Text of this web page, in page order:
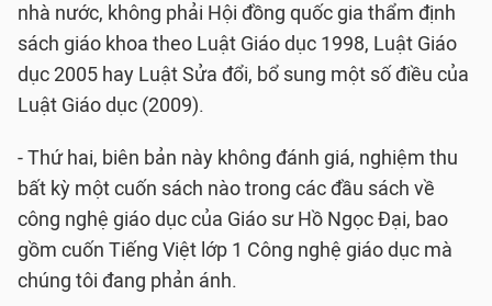
nhà nước, không phải Hội đồng quốc gia thẩm định
sách giáo khoa theo Luật Giáo dục 1998, Luật Giáo
dục 2005 hay Luật Sửa đổi, bổ sung một số điều của
Luật Giáo dục (2009).
- Thứ hai, biên bản này không đánh giá, nghiệm thu
bất kỳ một cuốn sách nào trong các đầu sách về
công nghệ giáo dục của Giáo sư Hồ Ngọc Đại, bao
gồm cuốn Tiếng Việt lớp 1 Công nghệ giáo dục mà
chúng tôi đang phản ánh.